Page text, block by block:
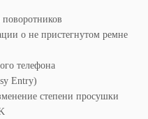
о не пристегнутом ремне
телефона
Entry)
степени просушки